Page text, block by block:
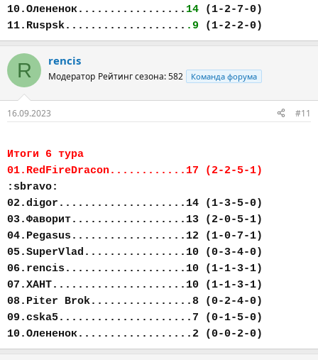
10.Олененок................. 14 (1-2-7-0)
11.Ruspsk................... .9 (1-2-2-0)
R rencis
Модератор Рейтинг сезона: 582 Команда форума
16.09.2023 #11
Итоги 6 тура
01.RedFireDracon............17 (2-2-5-1)
:sbravo:
02.digor....................14 (1-3-5-0)
03.Фаворит..................13 (2-0-5-1)
04.Pegasus..................12 (1-0-7-1)
05.SuperVlad................10 (0-3-4-0)
06.rencis...................10 (1-1-3-1)
07.ХАНТ.....................10 (1-1-3-1)
08.Piter Brok................8 (0-2-4-0)
09.cska5.....................7 (0-1-5-0)
10.Олененок..................2 (0-0-2-0)